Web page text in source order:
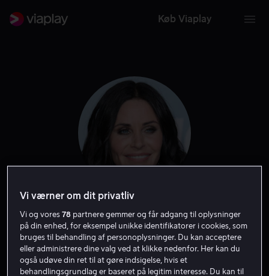
Køb Viaplay
Courteney Cox
Skuespiller Filmproducent Producer Selv
Instruktør
Gæst
Stemme
Vi værner om dit privatliv
Vi og vores78 partnere gemmer og får adgang til oplysninger
på din enhed, for eksempel unikke identifikatorer i cookies, som
bruges til behandling af personoplysninger. Du kan acceptere
eller administrere dine valg ved at klikke nedenfor. Her kan du
også udøve din ret til at gøre indsigelse, hvis et
behandlingsgrundlag er baseret på legitim interesse. Du kan til